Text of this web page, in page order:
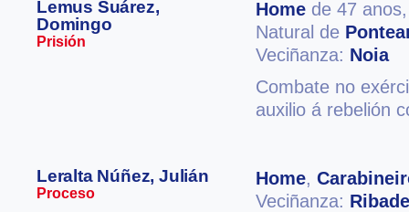
Lemus Suárez,
Domingo
Prisión
Home de 47
Natural de
Veciñanza: Noia
Combate no
auxilio á rebelión
Leralta Núñez, Julián
Proceso
Home,
Veciñanza: